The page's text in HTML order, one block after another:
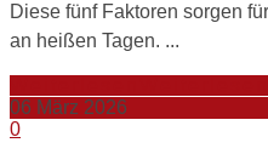
Diese fünf Faktoren sorgen
an heißen Tagen. ...
06 März 2026
0